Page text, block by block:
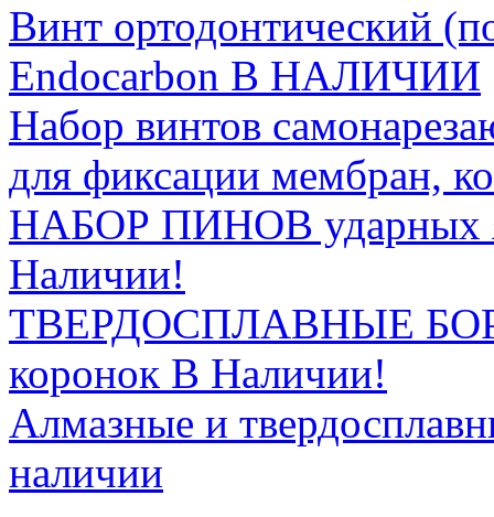
Винт ортодонтический
Endocarbon В НАЛИЧИИ
Набор винтов
для фиксации мембран,
НАБОР ПИНОВ ударных
Наличии!
ТВЕРДОСПЛАВНЫЕ БОРЫ
коронок В Наличии!
Алмазные и
наличии